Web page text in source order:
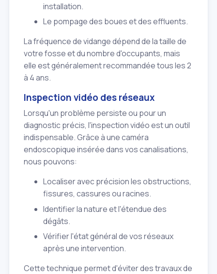
installation.
Le pompage des boues et des effluents.
La fréquence de vidange dépend de la taille de
votre fosse et du nombre d'occupants, mais
elle est généralement recommandée tous les 2
à 4 ans.
Inspection vidéo des réseaux
Lorsqu'un problème persiste ou pour un
diagnostic précis, l'inspection vidéo est un outil
indispensable. Grâce à une caméra
endoscopique insérée dans vos canalisations,
nous pouvons:
Localiser avec précision les obstructions,
fissures, cassures ou racines.
Identifier la nature et l'étendue des
dégâts.
Vérifier l'état général de vos réseaux
après une intervention.
Cette technique permet d'éviter des travaux de